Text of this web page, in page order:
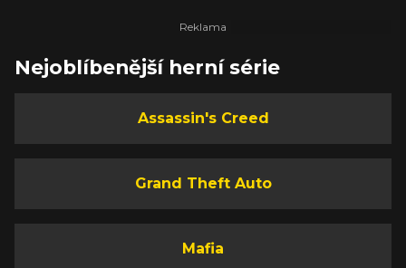
Nejoblíbenější herní série
Assassin's Creed
Grand Theft Auto
Mafia